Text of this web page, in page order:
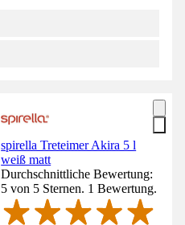
spirella Treteimer Akira 5 l
weiß matt
Durchschnittliche Bewertung:
5 von 5 Sternen. 1 Bewertung.